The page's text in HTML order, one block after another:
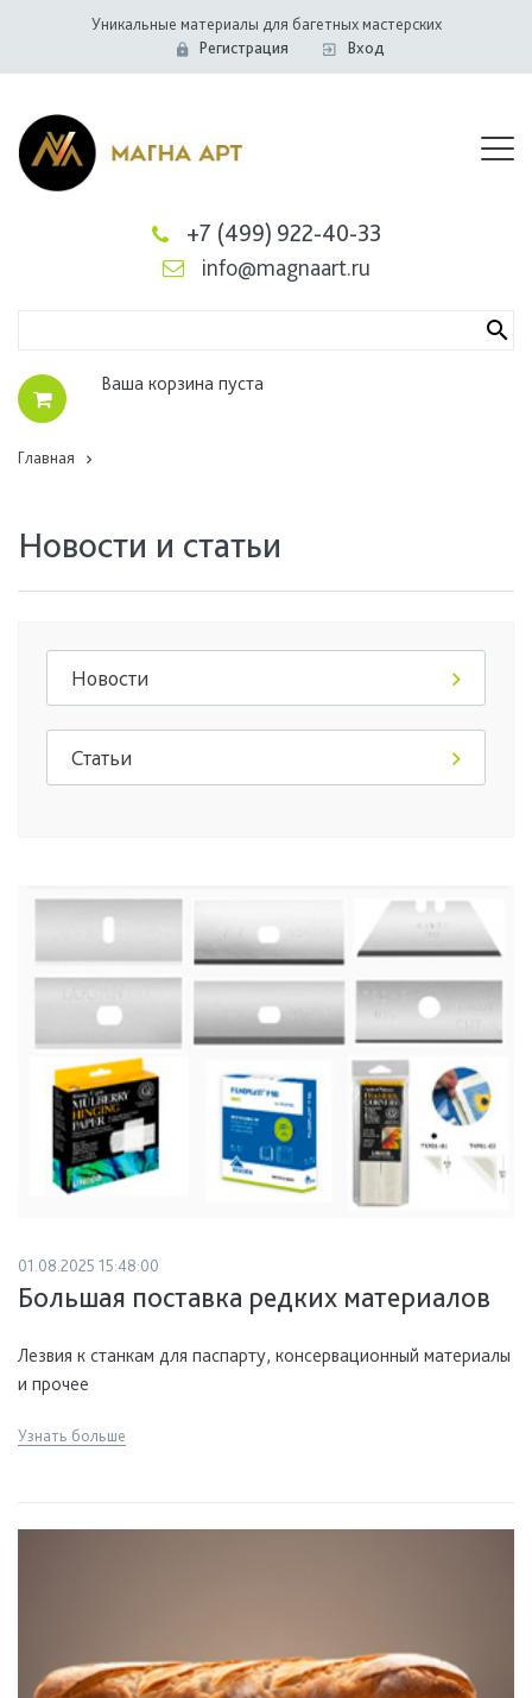
Уникальные материалы для багетных мастерских
Регистрация
Вход
+7 (499) 922-40-33
info@magnaart.ru
Ваша корзина пуста
Главная
Новости и статьи
Новости
Статьи
01.08.2025 15:48:00
Большая поставка редких материалов
Лезвия к станкам для паспарту, консервационный материалы
и прочее
Узнать больше